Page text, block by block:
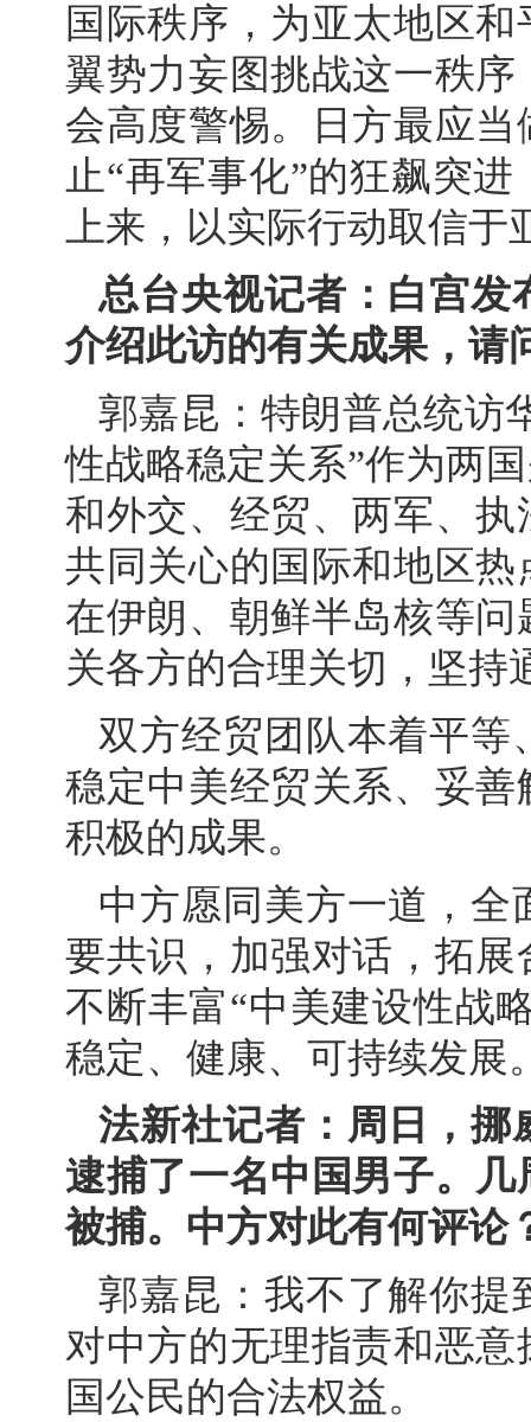
国际秩序，为亚太地区
翼势力妄图挑战这一秩
会高度警惕。日方最应
止“再军事化”的狂飙突
上来，以实际行动取信
总台央视记者：白宫发
介绍此访的有关成果，请
郭嘉昆：特朗普总统访
性战略稳定关系”作为两
和外交、经贸、两军、
共同关心的国际和地区
在伊朗、朝鲜半岛核等
关各方的合理关切，坚持
双方经贸团队本着平等
稳定中美经贸关系、妥
积极的成果。
中方愿同美方一道，
要共识，加强对话，拓
不断丰富“中美建设性战
稳定、健康、可持续发展
法新社记者：周日，挪
逮捕了一名中国男子。
被捕。中方对此有何评论
郭嘉昆：我不了解你提
对中方的无理指责和恶
国公民的合法权益。